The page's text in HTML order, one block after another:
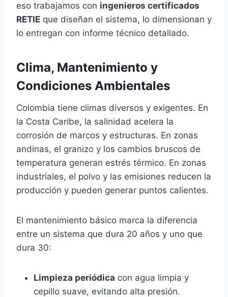
eso trabajamos con ingenieros certificados
RETIE que diseñan el sistema, lo dimensionan y
lo entregan con informe técnico detallado.
Clima, Mantenimiento y
Condiciones Ambientales
Colombia tiene climas diversos y exigentes. En
la Costa Caribe, la salinidad acelera la
corrosión de marcos y estructuras. En zonas
andinas, el granizo y los cambios bruscos de
temperatura generan estrés térmico. En zonas
industriales, el polvo y las emisiones reducen la
producción y pueden generar puntos calientes.
El mantenimiento básico marca la diferencia
entre un sistema que dura 20 años y uno que
dura 30:
Limpieza periódica con agua limpia y
cepillo suave, evitando alta presión.